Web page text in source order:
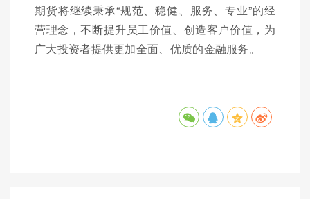
期货将继续秉承“规范、稳健、服务、专业”的经
营理念，不断提升员工价值、创造客户价值，为
广大投资者提供更加全面、优质的金融服务。